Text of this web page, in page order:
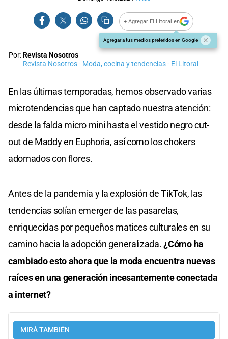
+ Agregar El Litoral en
Agregar a tus medios preferidos en Google
Por:Revista Nosotros
Revista Nosotros - Moda, cocina y tendencias - El Litoral
En las últimas temporadas, hemos observado varias
microtendencias que han captado nuestra atención:
desde la falda micro mini hasta el vestido negro cut-
out de Maddy en Euphoria, así como los chokers
adornados con flores.
Antes de la pandemia y la explosión de TikTok, las
tendencias solían emerger de las pasarelas,
enriquecidas por pequeños matices culturales en su
camino hacia la adopción generalizada.¿Cómo ha
cambiado esto ahora que la moda encuentra nuevas
raíces en una generación incesantemente conectada
a internet?
MIRÁ TAMBIÉN